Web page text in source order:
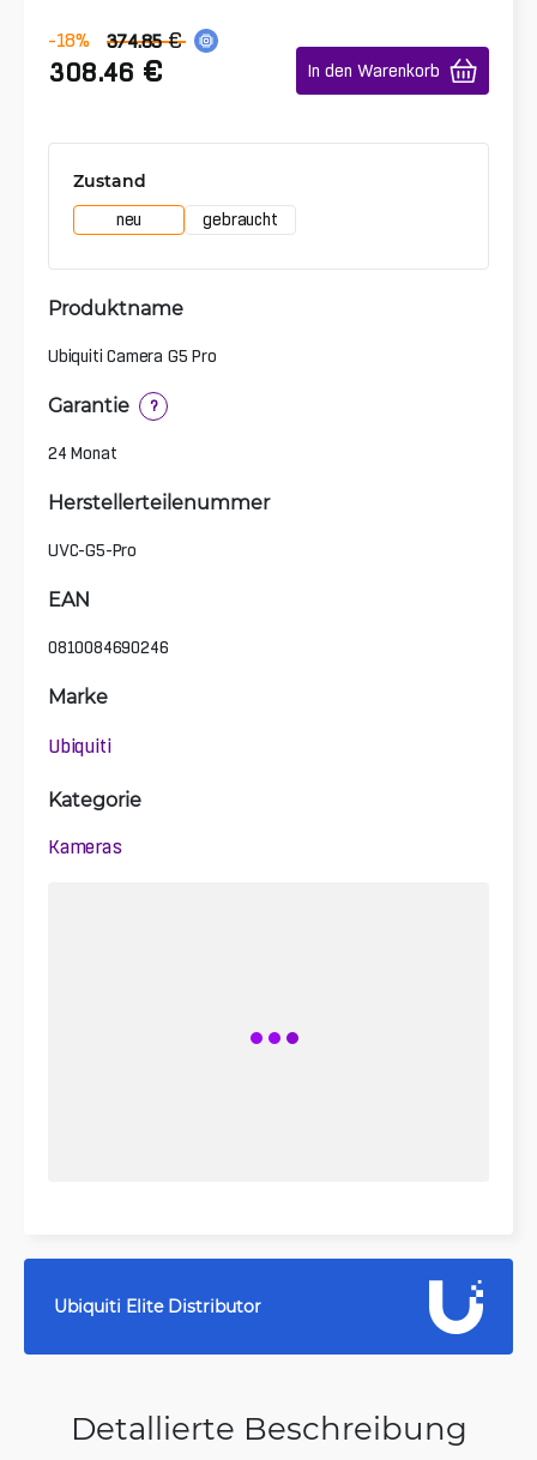
-18% 374.85 €
308.46 € In den Warenkorb
Zustand
neu gebraucht
Produktname
Ubiquiti Camera G5 Pro
Garantie ?
24 Monat
Herstellerteilenummer
UVC-G5-Pro
EAN
0810084690246
Marke
Ubiquiti
Kategorie
Kameras
Ubiquiti Elite Distributor
Detallierte Beschreibung